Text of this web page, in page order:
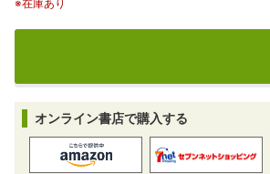
※在庫あり
オンライン書店で購入する